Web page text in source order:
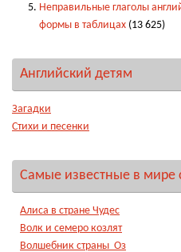
Неправильные глаголы
формы в таблицах (13 625)
Английский детям
Загадки
Стихи и песенки
Самые известные в мире
Алиса в стране Чудес
Волк и семеро козлят
Волшебник страны Оз